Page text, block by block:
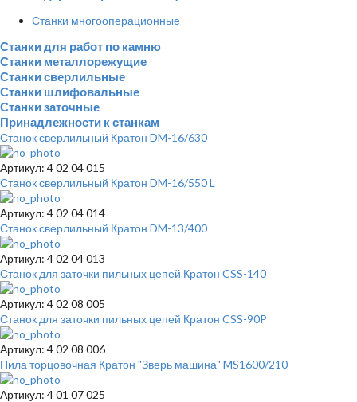
Станки многооперационные
Станки для работ по камню
Станки металлорежущие
Станки сверлильные
Станки шлифовальные
Станки заточные
Принадлежности к станкам
Станок сверлильный Кратон DM-16/630
Артикул: 4 02 04 015
Станок сверлильный Кратон DM-16/550 L
Артикул: 4 02 04 014
Станок сверлильный Кратон DM-13/400
Артикул: 4 02 04 013
Станок для заточки пильных цепей Кратон CSS-140
Артикул: 4 02 08 005
Станок для заточки пильных цепей Кратон CSS-90P
Артикул: 4 02 08 006
Пила торцовочная Кратон "Зверь машина" MS1600/210
Артикул: 4 01 07 025